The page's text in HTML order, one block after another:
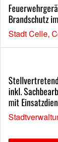
Brandschutz
Stadt Celle,
inkl.
mit